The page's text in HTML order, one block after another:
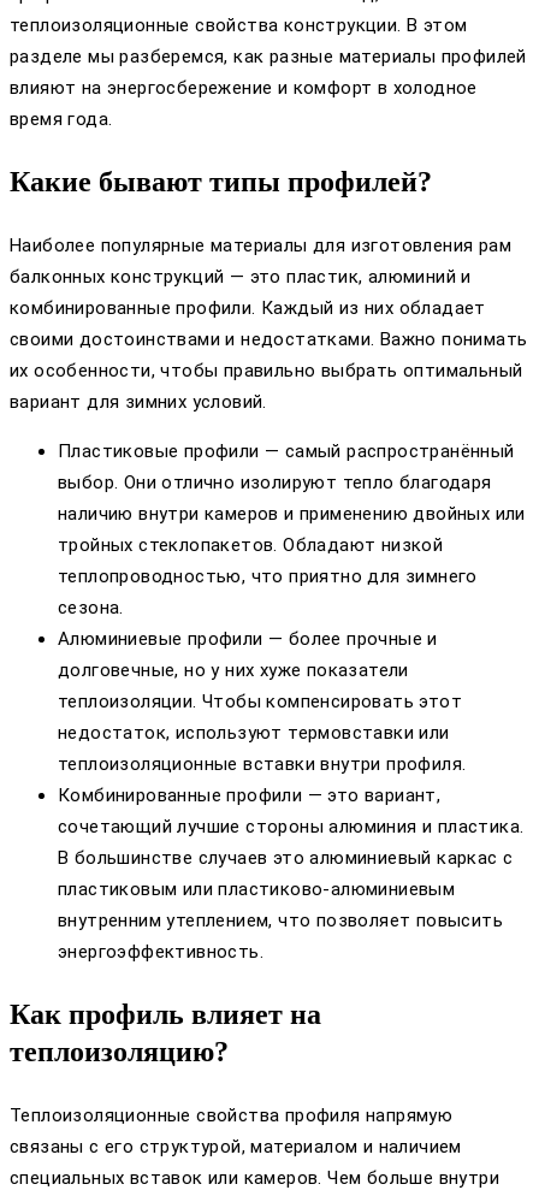
теплоизоляционные свойства конструкции. В этом
разделе мы разберемся, как разные материалы профилей
влияют на энергосбережение и комфорт в холодное
время года.
Какие бывают типы профилей?
Наиболее популярные материалы для изготовления рам
балконных конструкций — это пластик, алюминий и
комбинированные профили. Каждый из них обладает
своими достоинствами и недостатками. Важно понимать
их особенности, чтобы правильно выбрать оптимальный
вариант для зимних условий.
Пластиковые профили — самый распространённый
выбор. Они отлично изолируют тепло благодаря
наличию внутри камеров и применению двойных или
тройных стеклопакетов. Обладают низкой
теплопроводностью, что приятно для зимнего
сезона.
Алюминиевые профили — более прочные и
долговечные, но у них хуже показатели
теплоизоляции. Чтобы компенсировать этот
недостаток, используют термовставки или
теплоизоляционные вставки внутри профиля.
Комбинированные профили — это вариант,
сочетающий лучшие стороны алюминия и пластика.
В большинстве случаев это алюминиевый каркас с
пластиковым или пластиково-алюминиевым
внутренним утеплением, что позволяет повысить
энергоэффективность.
Как профиль влияет на
теплоизоляцию?
Теплоизоляционные свойства профиля напрямую
связаны с его структурой, материалом и наличием
специальных вставок или камеров. Чем больше внутри